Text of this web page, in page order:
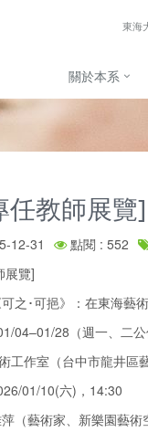
東海
關於本系
任教師展
12-31 點閱 : 552
展覽]
之･可挹》：在東海藝
04–01/28（週一、二公
工作室（台中市龍井區
01/10(六)，14:30
（藝術家、新樂園藝術